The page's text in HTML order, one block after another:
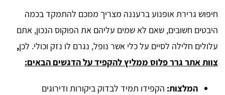
חיפוש גרירת אופנוע ברעננה מצריך ממכם להתמקד בכמה
היבטים חשובים, שאם לא שמים עליהם את הפוקוס הנכון, אתם
עלולים חלילה לסיים על כלי אשר נופל, נגרם לו נזק וכולי. לכן,
צוות אתר גרר פלוס ממליץ להקפיד על הדגשים הבאים:
המלצות: הקפידו תמיד לבדוק ביקורות ודירוגים